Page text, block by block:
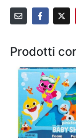
Prodotti